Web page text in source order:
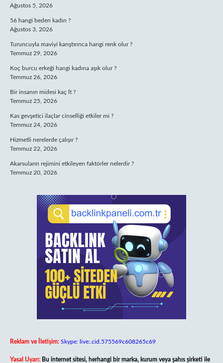
Ağustos 5, 2026
56 hangi beden kadın ?
Ağustos 3, 2026
Turuncuyla maviyi karıştırınca hangi renk olur ?
Temmuz 29, 2026
Koç burcu erkeği hangi kadına aşık olur ?
Temmuz 26, 2026
Bir insanın midesi kaç lt ?
Temmuz 25, 2026
Kas gevşetici ilaçlar cinselliği etkiler mi ?
Temmuz 24, 2026
Hizmetli nerelerde çalışır ?
Temmuz 22, 2026
Akarsuların rejimini etkileyen faktörler nelerdir ?
Temmuz 20, 2026
Reklam ve İletişim: Skype: live:.cid.575569c608265c69
Yasal Uyarı: Bu internet sitesi, herhangi bir marka, kurum veya şahıs şirketi ile